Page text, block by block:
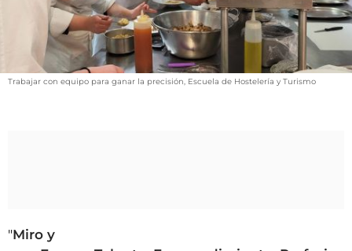
FIESTAS EN EL ALTO ARAGÓN
FIESTAS DE SAN LORENZO
AGENDA
Trabajar con equipo para ganar la precisión, Escuela de Hostelería y Turismo
"Miro y